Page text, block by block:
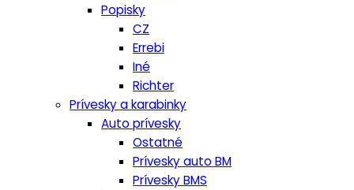
Popisky
CZ
Errebi
Iné
Richter
Prívesky a karabinky
Auto prívesky
Ostatné
Prívesky auto BM
Prívesky BMS